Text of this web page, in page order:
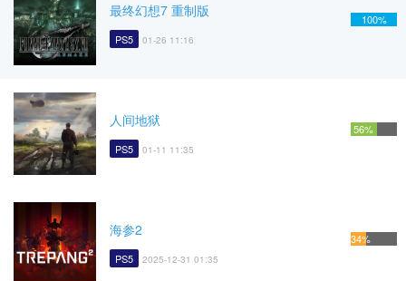
最终幻想7 重制版
PS5 01-26 11:16
100%
人间地狱
PS5 01-11 11:35
56%
海参2
PS5 2025-12-31 01:35
34%